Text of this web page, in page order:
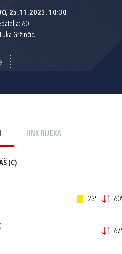
25.11.2023. 10:30
60
Gržinčić.
HNK RIJEKA
(C)
23' 60'
67'